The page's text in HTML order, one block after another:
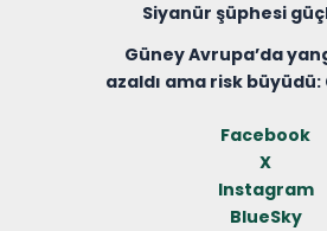
Siyanür şüphesi
Güney Avrupa’da
azaldı ama risk büyüdü:
Facebook
X
Instagram
BlueSky